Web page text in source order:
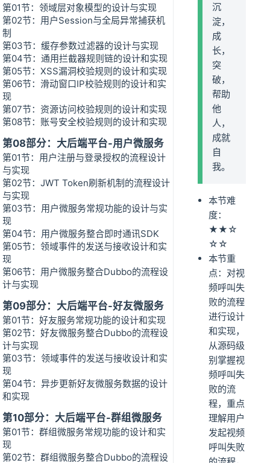
第01节：领域层对象模型的设计与实现
第02节：用户Session与全局异常捕获机
制
第03节：缓存参数过滤器的设计与实现
第04节：通用拦截器规则链的设计和实现
第05节：XSS漏洞校验规则的设计和实现
第06节：滑动窗口IP校验规则的设计和实
现
第07节：资源访问校验规则的设计和实现
第08节：账号安全校验规则的设计和实现
第08部分：大后端平台-用户微服务
第01节：用户注册与登录授权的流程设计
与实现
第02节：JWT Token刷新机制的流程设计
与实现
第03节：用户微服务常规功能的设计与实
现
第04节：用户微服务整合即时通讯SDK
第05节：领域事件的发送与接收设计和实
现
第06节：用户微服务整合Dubbo的流程设
计与实现
第09部分：大后端平台-好友微服务
第01节：好友服务常规功能的设计和实现
第02节：好友微服务整合Dubbo的流程设
计与实现
第03节：领域事件的发送与接收设计和实
现
第04节：异步更新好友微服务数据的设计
和实现
第10部分：大后端平台-群组微服务
第01节：群组微服务常规功能的设计和实
现
第02节：群组微服务整合Dubbo的流程设
沉
淀，
成
长，
突
破，
帮助
他
人，
成就
自
我。
本节难
度：
★★☆
☆☆
本节重
点：对视
频呼叫失
败的流程
进行设计
和实现，
从源码级
别掌握视
频呼叫失
败的流
程，重点
理解用户
发起视频
呼叫失败